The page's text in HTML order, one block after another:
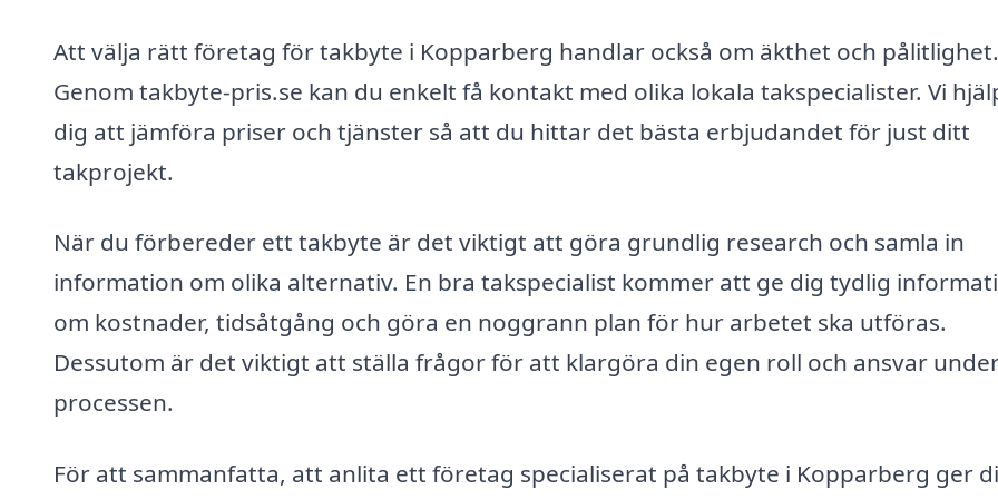
Att välja rätt företag för takbyte i Kopparberg handlar också om äkthet och pålitlighet.
Genom takbyte-pris.se kan du enkelt få kontakt med olika lokala takspecialister. Vi
dig att jämföra priser och tjänster så att du hittar det bästa erbjudandet för just ditt
takprojekt.
När du förbereder ett takbyte är det viktigt att göra grundlig research och samla in
information om olika alternativ. En bra takspecialist kommer att ge dig tydlig
om kostnader, tidsåtgång och göra en noggrann plan för hur arbetet ska utföras.
Dessutom är det viktigt att ställa frågor för att klargöra din egen roll och ansvar
processen.
För att sammanfatta, att anlita ett företag specialiserat på takbyte i Kopparberg ger